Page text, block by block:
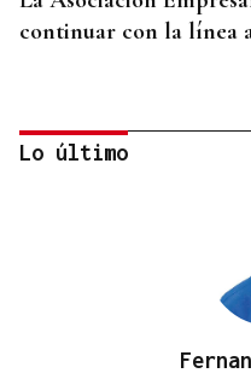
continuar con la línea
Lo último